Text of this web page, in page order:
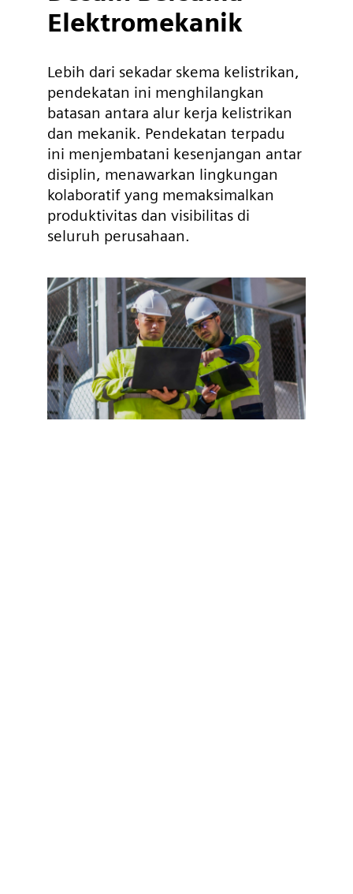
Elektromekanik
Lebih dari sekadar skema kelistrikan,
pendekatan ini menghilangkan
batasan antara alur kerja kelistrikan
dan mekanik. Pendekatan terpadu
ini menjembatani kesenjangan antar
disiplin, menawarkan lingkungan
kolaboratif yang memaksimalkan
produktivitas dan visibilitas di
seluruh perusahaan.